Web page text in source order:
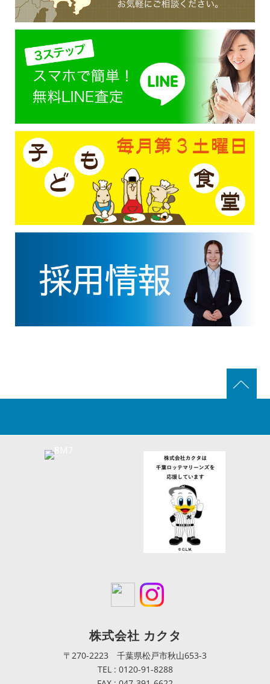
株式会社 カクタ
〒270-2223 千葉県松戸市秋山653-3
TEL : 0120-91-8288